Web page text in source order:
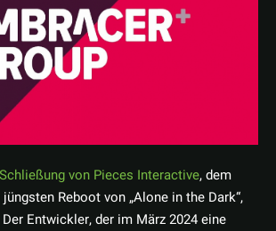
Schließung von Pieces Interactive, dem
Reboot von „Alone in the Dark“,
Entwickler, der im März 2024 eine